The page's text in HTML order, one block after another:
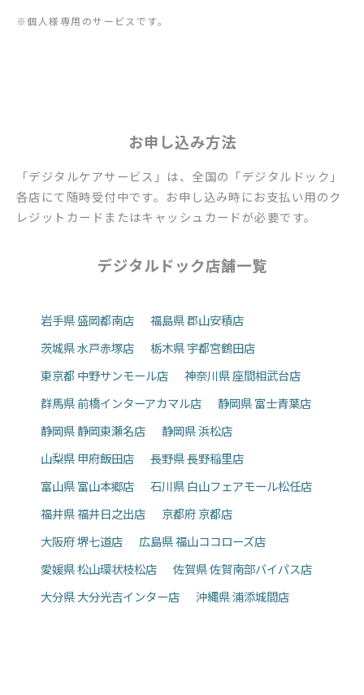
※個人様専用のサービスです。
お申し込み方法
「デジタルケアサービス」は、全国の「デジタルドック」
各店にて随時受付中です。お申し込み時にお支払い用のク
レジットカードまたはキャッシュカードが必要です。
デジタルドック店舗一覧
岩手県 盛岡都南店
福島県 郡山安積店
茨城県 水戸赤塚店
栃木県 宇都宮鶴田店
東京都 中野サンモール店
神奈川県 座間相武台店
群馬県 前橋インターアカマル店
静岡県 富士青葉店
静岡県 静岡東瀬名店
静岡県 浜松店
山梨県 甲府飯田店
長野県 長野稲里店
富山県 富山本郷店
石川県 白山フェアモール松任店
福井県 福井日之出店
京都府 京都店
大阪府 堺七道店
広島県 福山ココローズ店
愛媛県 松山環状枝松店
佐賀県 佐賀南部バイパス店
大分県 大分光吉インター店
沖縄県 浦添城間店